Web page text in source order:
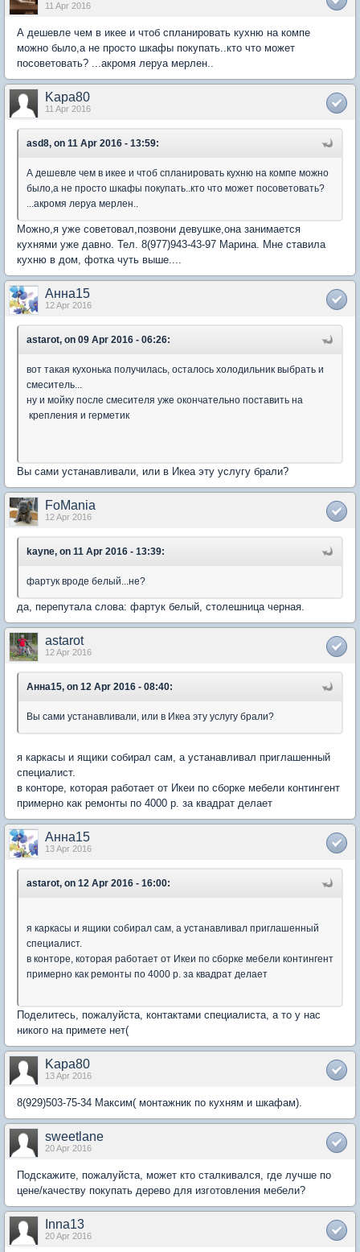
11 Apr 2016
А дешевле чем в икее и чтоб спланировать кухню на компе
можно было,а не просто шкафы покупать..кто что может
посоветовать? ...акромя леруа мерлен..
Kapa80
11 Apr 2016
asd8, on 11 Apr 2016 - 13:59:
А дешевле чем в икее и чтоб спланировать кухню на компе можно
было,а не просто шкафы покупать..кто что может посоветовать?
...акромя леруа мерлен..
Можно,я уже советовал,позвони девушке,она занимается
кухнями уже давно. Тел. 8(977)943-43-97 Марина. Мне ставила
кухню в дом, фотка чуть выше....
Анна15
12 Apr 2016
astarot, on 09 Apr 2016 - 06:26:
вот такая кухонька получилась, осталось холодильник выбрать и
смеситель...
ну и мойку после смесителя уже окончательно поставить на
крепления и герметик
Вы сами устанавливали, или в Икеа эту услугу брали?
FoMania
12 Apr 2016
kayne, on 11 Apr 2016 - 13:39:
фартук вроде белый...не?
да, перепутала слова: фартук белый, столешница черная.
astarot
12 Apr 2016
Анна15, on 12 Apr 2016 - 08:40:
Вы сами устанавливали, или в Икеа эту услугу брали?
я каркасы и ящики собирал сам, а устанавливал приглашенный
специалист.
в конторе, которая работает от Икеи по сборке мебели контингент
примерно как ремонты по 4000 р. за квадрат делает
Анна15
13 Apr 2016
astarot, on 12 Apr 2016 - 16:00:
я каркасы и ящики собирал сам, а устанавливал приглашенный
специалист.
в конторе, которая работает от Икеи по сборке мебели контингент
примерно как ремонты по 4000 р. за квадрат делает
Поделитесь, пожалуйста, контактами специалиста, а то у нас
никого на примете нет(
Kapa80
13 Apr 2016
8(929)503-75-34 Максим( монтажник по кухням и шкафам).
sweetlane
20 Apr 2016
Подскажите, пожалуйста, может кто сталкивался, где лучше по
цене/качеству покупать дерево для изготовления мебели?
Inna13
20 Apr 2016